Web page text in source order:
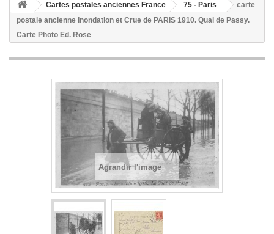
Cartes postales anciennes France 75 - Paris
carte
postale ancienne Inondation et Crue de PARIS 1910. Quai de Passy.
Carte Photo Ed. Rose
Agrandir l'image